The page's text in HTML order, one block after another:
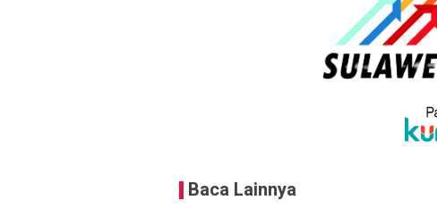
Baca Lainnya